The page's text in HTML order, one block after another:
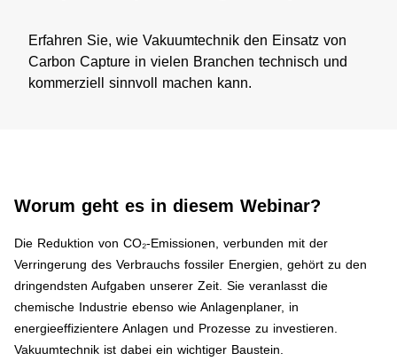
Erfahren Sie, wie Vakuumtechnik den Einsatz von
Carbon Capture in vielen Branchen technisch und
kommerziell sinnvoll machen kann.
Worum geht es in diesem Webinar?
Die Reduktion von CO₂-Emissionen, verbunden mit der
Verringerung des Verbrauchs fossiler Energien, gehört zu den
dringendsten Aufgaben unserer Zeit. Sie veranlasst die
chemische Industrie ebenso wie Anlagenplaner, in
energieeffizientere Anlagen und Prozesse zu investieren.
Vakuumtechnik ist dabei ein wichtiger Baustein.